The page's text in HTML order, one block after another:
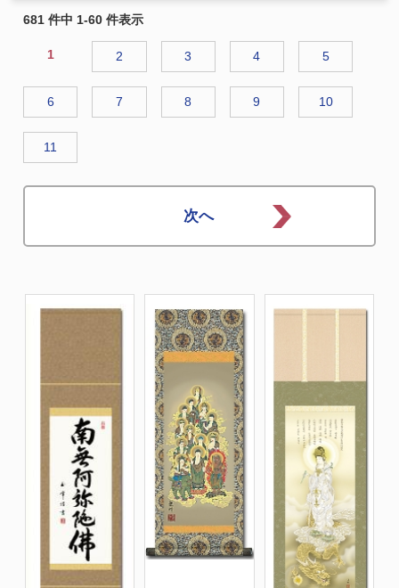
681 件中 1-60 件表示
1 2 3 4 5
6 7 8 9 10
11